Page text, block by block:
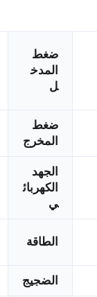
ضغط
المدخ
ل
ضغط
المخرج
الجهد
الكهربائ
ي
الطاقة
الضجيج